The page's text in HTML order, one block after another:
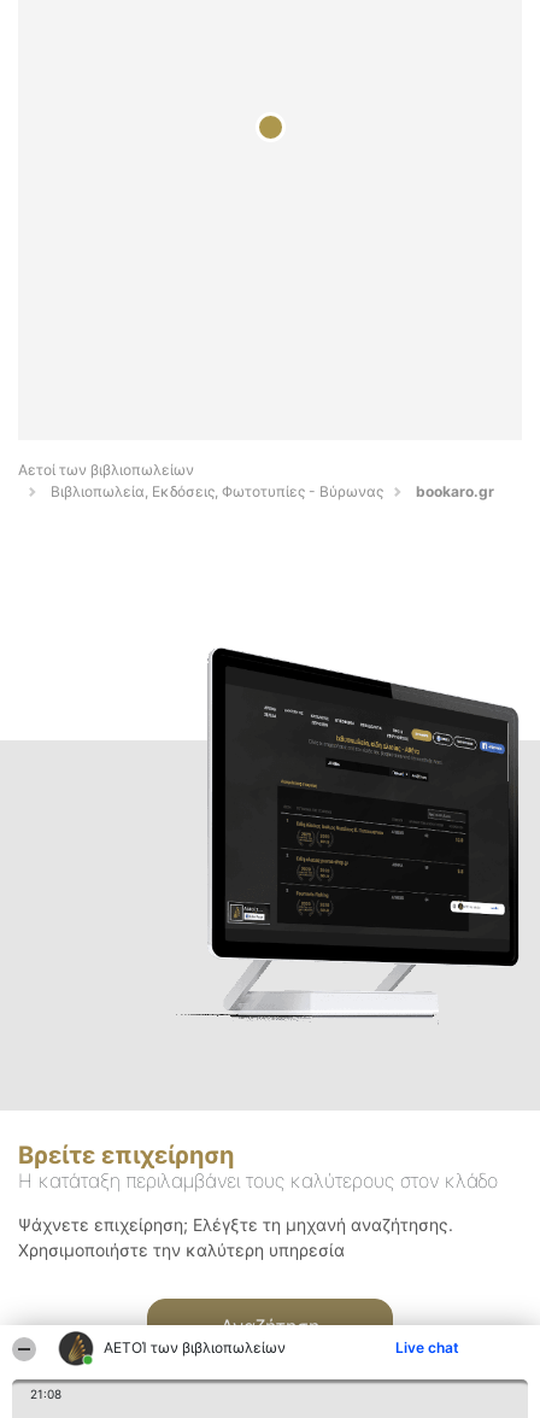
ΑΕΤΟΊ των βιβλιοπωλείων Live chat
21:08
Αετοί των βιβλιοπωλείων
Βιβλιοπωλεία, Εκδόσεις, Φωτοτυπίες - Βύρωνας
bookaro.gr
Βρείτε επιχείρηση
Η κατάταξη περιλαμβάνει τους καλύτερους στον κλάδο
Ψάχνετε επιχείρηση; Ελέγξτε τη μηχανή αναζήτησης.
Χρησιμοποιήστε την καλύτερη υπηρεσία
Αναζήτηση